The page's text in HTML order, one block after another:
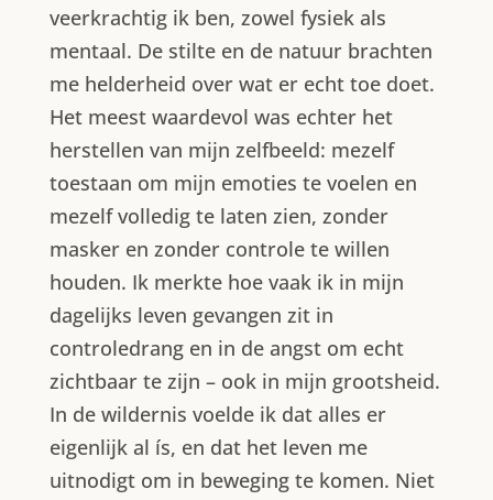
veerkrachtig ik ben, zowel fysiek als
mentaal. De stilte en de natuur brachten
me helderheid over wat er echt toe doet.
Het meest waardevol was echter het
herstellen van mijn zelfbeeld: mezelf
toestaan om mijn emoties te voelen en
mezelf volledig te laten zien, zonder
masker en zonder controle te willen
houden. Ik merkte hoe vaak ik in mijn
dagelijks leven gevangen zit in
controledrang en in de angst om echt
zichtbaar te zijn – ook in mijn grootsheid.
In de wildernis voelde ik dat alles er
eigenlijk al ís, en dat het leven me
uitnodigt om in beweging te komen. Niet